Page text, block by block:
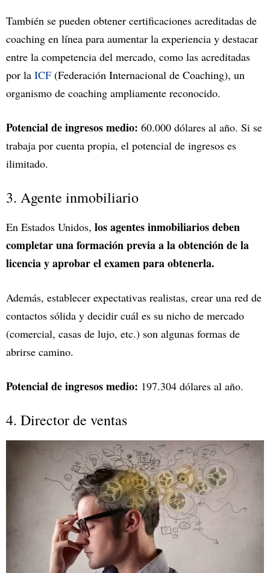
También se pueden obtener certificaciones acreditadas de
coaching en línea para aumentar la experiencia y destacar
entre la competencia del mercado, como las acreditadas
por la ICF (Federación Internacional de Coaching), un
organismo de coaching ampliamente reconocido.
Potencial de ingresos medio: 60.000 dólares al año. Si se
trabaja por cuenta propia, el potencial de ingresos es
ilimitado.
3. Agente inmobiliario
En Estados Unidos, los agentes inmobiliarios deben
completar una formación previa a la obtención de la
licencia y aprobar el examen para obtenerla.
Además, establecer expectativas realistas, crear una red de
contactos sólida y decidir cuál es su nicho de mercado
(comercial, casas de lujo, etc.) son algunas formas de
abrirse camino.
Potencial de ingresos medio: 197.304 dólares al año.
4. Director de ventas